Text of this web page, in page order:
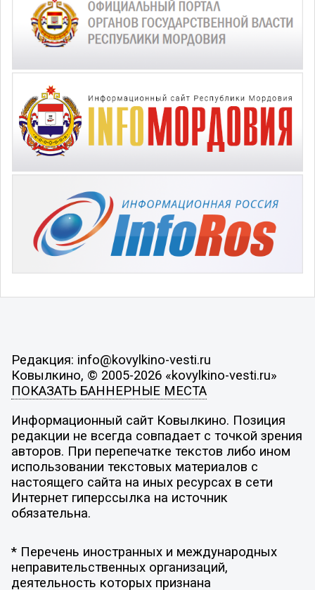
Редакция: info@kovylkino-vesti.ru
Ковылкино, © 2005-2026 «kovylkino-vesti.ru»
ПОКАЗАТЬ БАННЕРНЫЕ МЕСТА
Информационный сайт Ковылкино. Позиция
редакции не всегда совпадает с точкой зрения
авторов. При перепечатке текстов либо ином
использовании текстовых материалов с
настоящего сайта на иных ресурсах в сети
Интернет гиперссылка на источник
обязательна.
* Перечень иностранных и международных
неправительственных организаций,
деятельность которых признана